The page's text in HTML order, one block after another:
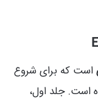
است که برای شروع
است. جلد اول،